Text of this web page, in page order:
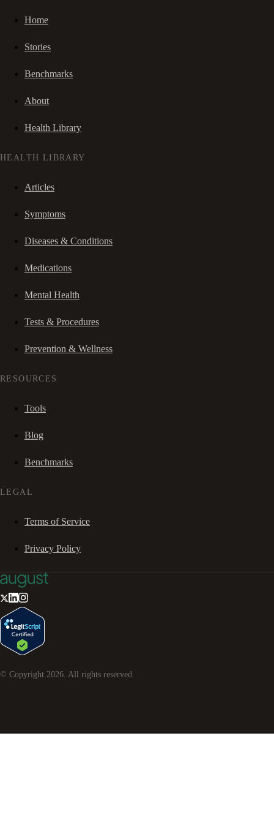
Home
Stories
Benchmarks
About
Health Library
HEALTH LIBRARY
Articles
Symptoms
Diseases & Conditions
Medications
Mental Health
Tests & Procedures
Prevention & Wellness
RESOURCES
Tools
Blog
Benchmarks
LEGAL
Terms of Service
Privacy Policy
© Copyright 2026 . All rights reserved.